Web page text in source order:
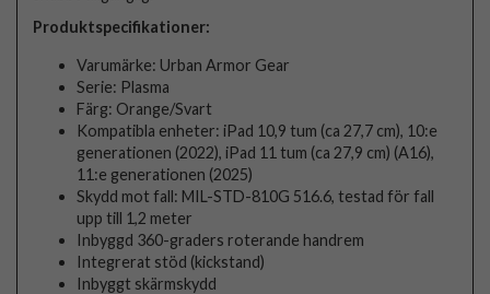
Produktspecifikationer:
Varumärke: Urban Armor Gear
Serie: Plasma
Färg: Orange/Svart
Kompatibla enheter: iPad 10,9 tum (ca 27,7 cm), 10:e
generationen (2022), iPad 11 tum (ca 27,9 cm) (A16),
11:e generationen (2025)
Skydd mot fall: MIL-STD-810G 516.6, testad för fall
upp till 1,2 meter
Inbyggd 360-graders roterande handrem
Integrerat stöd (kickstand)
Inbyggt skärmskydd